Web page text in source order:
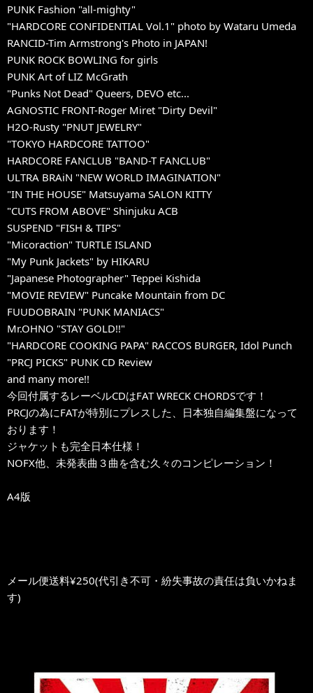
PUNK Fashion "all-mighty"
"HARDCORE CONFIDENTIAL Vol.1" photo by Wataru Umeda
RANCID-Tim Armstrong's Photo in JAPAN!
PUNK ROCK BOWLING for girls
PUNK Art of LIZ McGrath
"Punks Not Dead" Queers, DEVO etc...
AGNOSTIC FRONT-Roger Miret "Dirty Devil"
H2O-Rusty "PNUT JEWELRY"
"TOKYO HARDCORE TATTOO"
HARDCORE FANCLUB "BAND-T FANCLUB"
ULTRA BRAiN "NEW WORLD IMAGINATION"
"IN THE HOUSE" Matsuyama SALON KITTY
"CUTS FROM ABOVE" Shinjuku ACB
SUSPEND "FISH & TIPS"
"Micoraction" TURTLE ISLAND
"My Punk Jackets" by HIKARU
"Japanese Photographer" Teppei Kishida
"MOVIE REVIEW" Puncake Mountain from DC
FUUDOBRAIN "PUNK MANIACS"
Mr.OHNO "STAY GOLD!!"
"HARDCORE COOKING PAPA" RACCOS BURGER, Idol Punch
"PRCJ PICKS" PUNK CD Review
and many more!!
今回付属するレーベルCDはFAT WRECK CHORDSです！
PRCJの為にFATが特別にプレスした、日本独自編集盤になって
おります！
ジャケットも完全日本仕様！
NOFX他、未発表曲３曲を含む久々のコンピレーション！
A4版
メール便送料¥250(代引き不可・紛失事故の責任は負いかねま
す)